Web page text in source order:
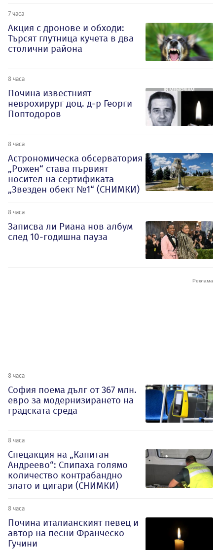
7 часа
Акция с дронове и обходи:
Търсят глутница кучета в два
столични района
8 часа
Почина известният
неврохирург доц. д-р Георги
Поптодоров
8 часа
Астрономическа обсерватория
„Рожен“ става първият
носител на сертификата
„Звезден обект №1“ (СНИМКИ)
8 часа
Записва ли Риана нов албум
след 10-годишна пауза
8 часа
София поема дълг от 367 млн.
евро за модернизирането на
градската среда
8 часа
Спецакция на „Капитан
Андреево“: Спипаха голямо
количество контрабандно
злато и цигари (СНИМКИ)
8 часа
Почина италианският певец и
автор на песни Франческо
Гучини